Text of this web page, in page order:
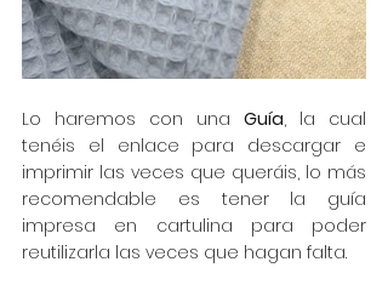
Lo haremos con una Guía, la cual
tenéis el enlace para descargar e
imprimir las veces que queráis, lo más
recomendable es tener la guía
impresa en cartulina para poder
reutilizarla las veces que hagan falta.